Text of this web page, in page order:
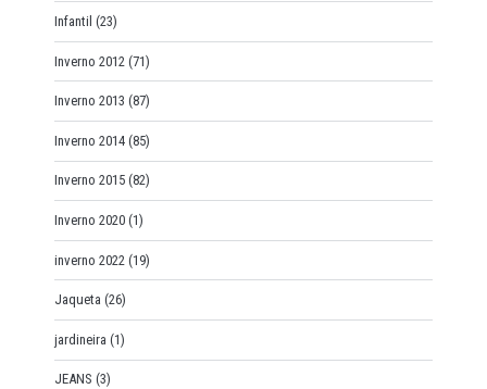
Infantil (23)
Inverno 2012 (71)
Inverno 2013 (87)
Inverno 2014 (85)
Inverno 2015 (82)
Inverno 2020 (1)
inverno 2022 (19)
Jaqueta (26)
jardineira (1)
JEANS (3)